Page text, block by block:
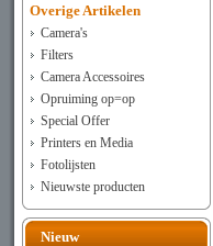
Overige Artikelen
Camera's
Filters
Camera Accessoires
Opruiming op=op
Special Offer
Printers en Media
Fotolijsten
Nieuwste producten
Nieuw